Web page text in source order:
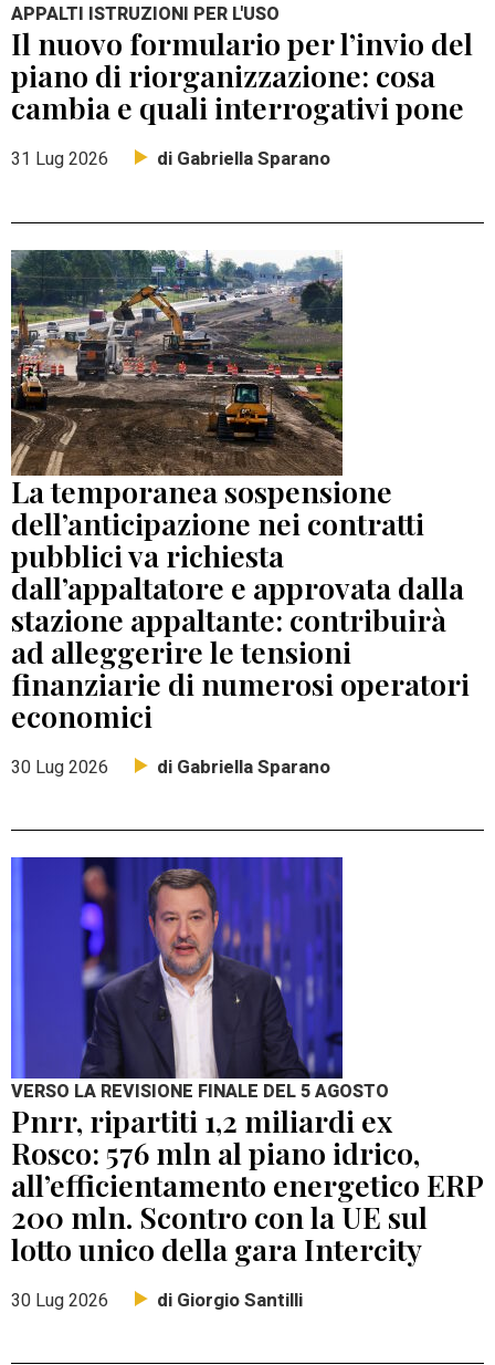
APPALTI ISTRUZIONI PER L'USO
Il nuovo formulario per l’invio del
piano di riorganizzazione: cosa
cambia e quali interrogativi pone
31 Lug 2026 di Gabriella Sparano
La temporanea sospensione
dell’anticipazione nei contratti
pubblici va richiesta
dall’appaltatore e approvata dalla
stazione appaltante: contribuirà
ad alleggerire le tensioni
finanziarie di numerosi operatori
economici
30 Lug 2026 di Gabriella Sparano
VERSO LA REVISIONE FINALE DEL 5 AGOSTO
Pnrr, ripartiti 1,2 miliardi ex
Rosco: 576 mln al piano idrico,
all’efficientamento energetico ERP
200 mln. Scontro con la UE sul
lotto unico della gara Intercity
30 Lug 2026 di Giorgio Santilli